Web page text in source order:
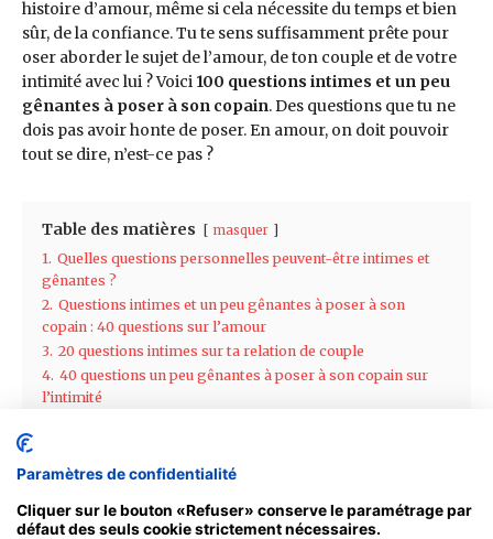
Paramètres de confidentialité
Cliquer sur le bouton «Refuser» conserve le paramétrage par
défaut des seuls cookie strictement nécessaires.